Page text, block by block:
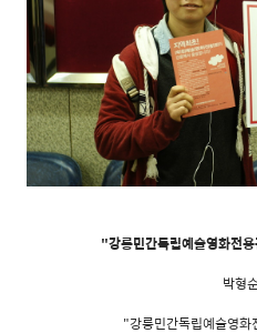
"강릉민간독립예술영화전
박형
"강릉민간독립예술영